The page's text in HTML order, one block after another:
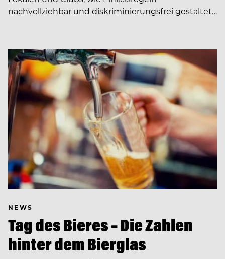
nachvollziehbar und diskriminierungsfrei gestaltet…
NEWS
Tag des Bieres – Die Zahlen
hinter dem Bierglas